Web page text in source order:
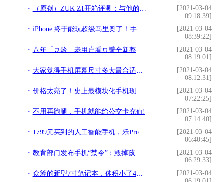
（原创）ZUK Z1开箱评测：与他的相见不晚!
[2021-03-04
09:18:39]
iPhone 终于能玩超级马里奥了！手把手教你怎么下！!
[2021-03-04
08:39:22]
八年「豆龄」老用户看豆瓣全新整合型 App!
[2021-03-04
08:19:01]
大家觉得手机屏幕尺寸多大最合适自己？!
[2021-03-04
08:12:31]
价格太亮了！史上最模块化手机现身：八核+1600万+3G内存!
[2021-03-04
07:22:25]
不用再跑腿，手机就能给公交卡充值!
[2021-03-04
07:14:40]
1799元买到的人工智能手机，乐Pro3双摄AI版评价如何？!
[2021-03-04
06:40:45]
教育部门发布手机“禁令”：毁掉孩子成绩的方式，就是给他部手机!
[2021-03-04
06:29:33]
众筹的新型7寸笔记本，体积小了4倍，性能却强了10倍!
[2021-03-04